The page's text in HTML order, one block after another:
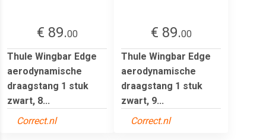
€ 89.00
Thule Wingbar Edge
aerodynamische
draagstang 1 stuk
zwart, 8...
Correct.nl
€ 89.00
Thule Wingbar Edge
aerodynamische
draagstang 1 stuk
zwart, 9...
Correct.nl